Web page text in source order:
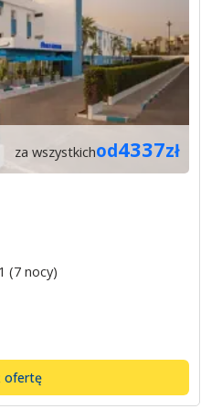
za wszystkichod4337zł
(7 nocy)
ofertę